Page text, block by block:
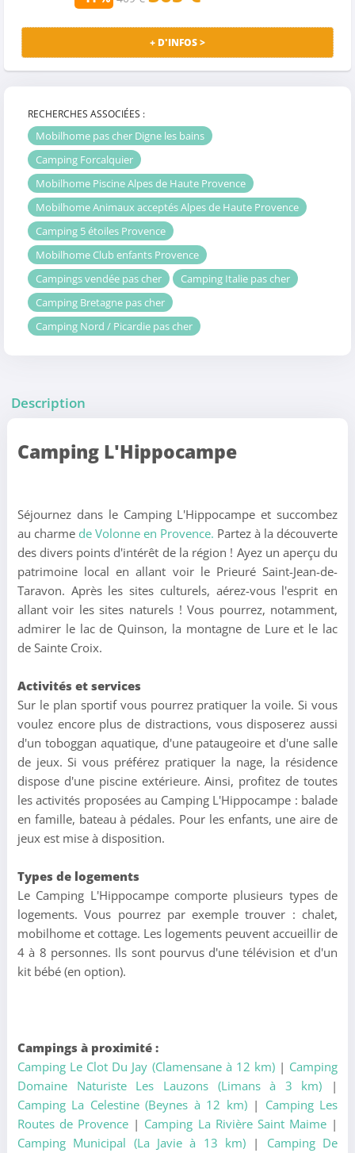
+ D'INFOS >
RECHERCHES ASSOCIÉES :
Mobilhome pas cher Digne les bains
Camping Forcalquier
Mobilhome Piscine Alpes de Haute Provence
Mobilhome Animaux acceptés Alpes de Haute Provence
Camping 5 étoiles Provence
Mobilhome Club enfants Provence
Campings vendée pas cher
Camping Italie pas cher
Camping Bretagne pas cher
Camping Nord / Picardie pas cher
Description
Camping L'Hippocampe
Séjournez dans le Camping L'Hippocampe et succombez
au charme de Volonne en Provence. Partez à la découverte
des divers points d'intérêt de la région ! Ayez un aperçu du
patrimoine local en allant voir le Prieuré Saint-Jean-de-
Taravon. Après les sites culturels, aérez-vous l'esprit en
allant voir les sites naturels ! Vous pourrez, notamment,
admirer le lac de Quinson, la montagne de Lure et le lac
de Sainte Croix.
Activités et services
Sur le plan sportif vous pourrez pratiquer la voile. Si vous
voulez encore plus de distractions, vous disposerez aussi
d'un toboggan aquatique, d'une pataugeoire et d'une salle
de jeux. Si vous préférez pratiquer la nage, la résidence
dispose d'une piscine extérieure. Ainsi, profitez de toutes
les activités proposées au Camping L'Hippocampe : balade
en famille, bateau à pédales. Pour les enfants, une aire de
jeux est mise à disposition.
Types de logements
Le Camping L'Hippocampe comporte plusieurs types de
logements. Vous pourrez par exemple trouver : chalet,
mobilhome et cottage. Les logements peuvent accueillir de
4 à 8 personnes. Ils sont pourvus d'une télévision et d'un
kit bébé (en option).
Campings à proximité :
Camping Le Clot Du Jay (Clamensane à 12 km)| Camping
Domaine Naturiste Les Lauzons (Limans à 3 km) |
Camping La Celestine (Beynes à 12 km)| Camping Les
Routes de Provence | Camping La Rivière Saint Maime |
Camping Municipal (La Javie à 13 km) | Camping De